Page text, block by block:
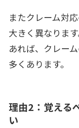
またクレーム対
大きく異なりま
あれば、クレー
多くあります。
理由2：覚える
い